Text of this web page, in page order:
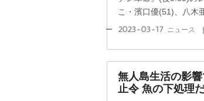
こ・濱口優(51)、八木
2023-03-17 ニュース
無人島生活の影
止令 魚の下処理